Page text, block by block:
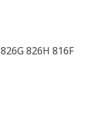
826H 816F